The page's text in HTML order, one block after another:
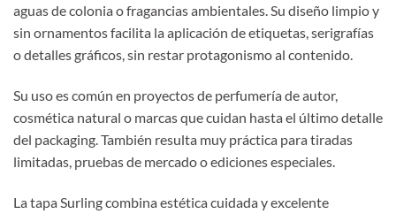
aguas de colonia o fragancias ambientales. Su diseño limpio y
sin ornamentos facilita la aplicación de etiquetas, serigrafías
o detalles gráficos, sin restar protagonismo al contenido.
Su uso es común en proyectos de perfumería de autor,
cosmética natural o marcas que cuidan hasta el último detalle
del packaging. También resulta muy práctica para tiradas
limitadas, pruebas de mercado o ediciones especiales.
La tapa Surling combina estética cuidada y excelente